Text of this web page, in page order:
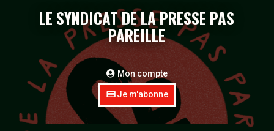
LE SYNDICAT DE LA PRESSE PAS
PAREILLE
Mon compte
Je m'abonne